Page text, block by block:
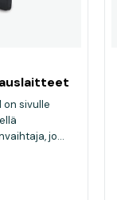
on sivulle
jo...